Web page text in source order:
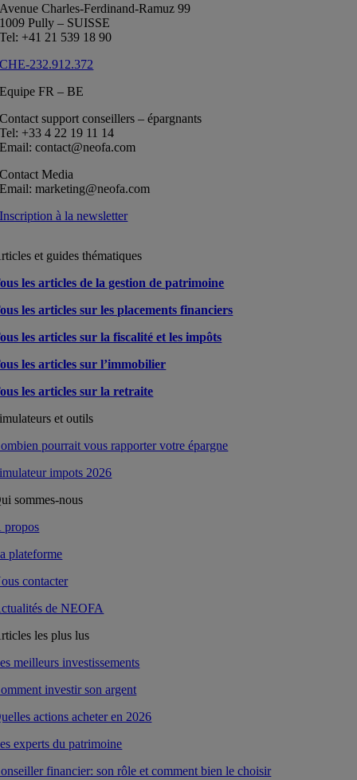
Avenue Charles-Ferdinand-Ramuz 99
1009 Pully – SUISSE
Tel: +41 21 539 18 90
CHE-232.912.372
Equipe FR – BE
Contact support conseillers – épargnants
Tel: +33 4 22 19 11 14
Email: contact@neofa.com
Contact Media
Email: marketing@neofa.com
Inscription à la newsletter
et guides thématiques
les articles de la gestion de patrimoine
les articles sur les placements financiers
les articles sur la fiscalité et les impôts
les articles sur l’immobilier
les articles sur la retraite
et outils
pourrait vous rapporter votre épargne
impots 2026
sommes-nous
propos
plateforme
contacter
de NEOFA
les plus lus
meilleurs investissements
investir son argent
actions acheter en 2026
experts du patrimoine
financier: son rôle et comment bien le choisir